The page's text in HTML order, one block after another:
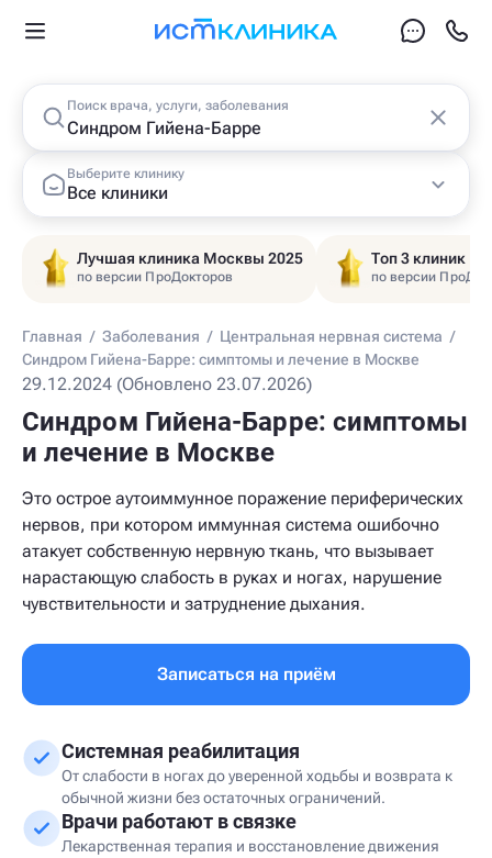
Поиск врача, услуги, заболевания
Выберите клинику
Все клиники
Лучшая клиника Москвы 2025
по версии ПроДокторов
Топ 3 клиник
по версии
Главная / Заболевания / Центральная нервная система /
Синдром Гийена-Барре: симптомы и лечение в Москве
29.12.2024 (Обновлено 23.07.2026)
Синдром Гийена-Барре: симптомы
и лечение в Москве
Это острое аутоиммунное поражение периферических
нервов, при котором иммунная система ошибочно
атакует собственную нервную ткань, что вызывает
нарастающую слабость в руках и ногах, нарушение
чувствительности и затруднение дыхания.
Записаться на приём
Системная реабилитация
От слабости в ногах до уверенной ходьбы и возврата к
обычной жизни без остаточных ограничений.
Врачи работают в связке
Лекарственная терапия и восстановление движения